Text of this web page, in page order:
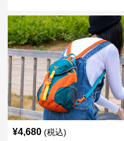
¥4,680 (税込)